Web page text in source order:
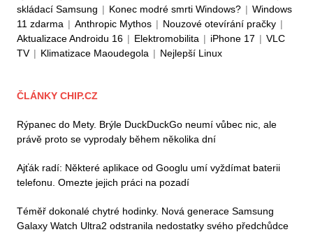
skládací Samsung | Konec modré smrti Windows? | Windows
11 zdarma | Anthropic Mythos | Nouzové otevírání pračky |
Aktualizace Androidu 16 | Elektromobilita | iPhone 17 | VLC
TV | Klimatizace Maoudegola | Nejlepší Linux
ČLÁNKY CHIP.CZ
Rýpanec do Mety. Brýle DuckDuckGo neumí vůbec nic, ale
právě proto se vyprodaly během několika dní
Ajťák radí: Některé aplikace od Googlu umí vyždímat baterii
telefonu. Omezte jejich práci na pozadí
Téměř dokonalé chytré hodinky. Nová generace Samsung
Galaxy Watch Ultra2 odstranila nedostatky svého předchůdce